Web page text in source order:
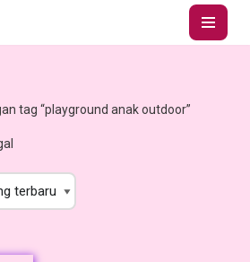
tag “playground anak outdoor”